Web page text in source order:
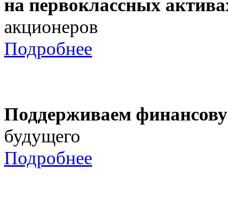
на первоклассных
акционеров
Подробнее
Поддерживаем
будущего
Подробнее